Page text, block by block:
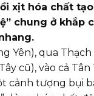
xịt hóa chất
chung ở khắp
Yên), qua
cũ), vào cả Tân
cảnh tượng bụi